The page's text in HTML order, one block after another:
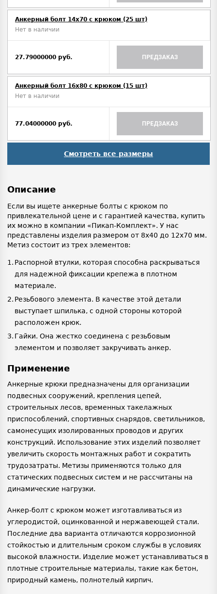
Анкерный болт 14х70 с крюком (25 шт)
Нет в наличии
27.79000000 руб. ПРЕДЗАКАЗ
Анкерный болт 16х80 с крюком (15 шт)
Нет в наличии
77.04000000 руб. ПРЕДЗАКАЗ
Смотреть все размеры
Описание
Если вы ищете анкерные болты с крюком по
привлекательной цене и с гарантией качества, купить
их можно в компании «Пикап-Комплект». У нас
представлены изделия размером от 8х40 до 12х70 мм.
Метиз состоит из трех элементов:
Распорной втулки, которая способна раскрываться
для надежной фиксации крепежа в плотном
материале.
Резьбового элемента. В качестве этой детали
выступает шпилька, с одной стороны которой
расположен крюк.
Гайки. Она жестко соединена с резьбовым
элементом и позволяет закручивать анкер.
Применение
Анкерные крюки предназначены для организации
подвесных сооружений, крепления цепей,
строительных лесов, временных такелажных
приспособлений, спортивных снарядов, светильников,
самонесущих изолированных проводов и других
конструкций. Использование этих изделий позволяет
увеличить скорость монтажных работ и сократить
трудозатраты. Метизы применяются только для
статических подвесных систем и не рассчитаны на
динамические нагрузки.
Анкер-болт с крюком может изготавливаться из
углеродистой, оцинкованной и нержавеющей стали.
Последние два варианта отличаются коррозионной
стойкостью и длительным сроком службы в условиях
высокой влажности. Изделие может устанавливаться в
плотные строительные материалы, такие как бетон,
природный камень, полнотелый кирпич.